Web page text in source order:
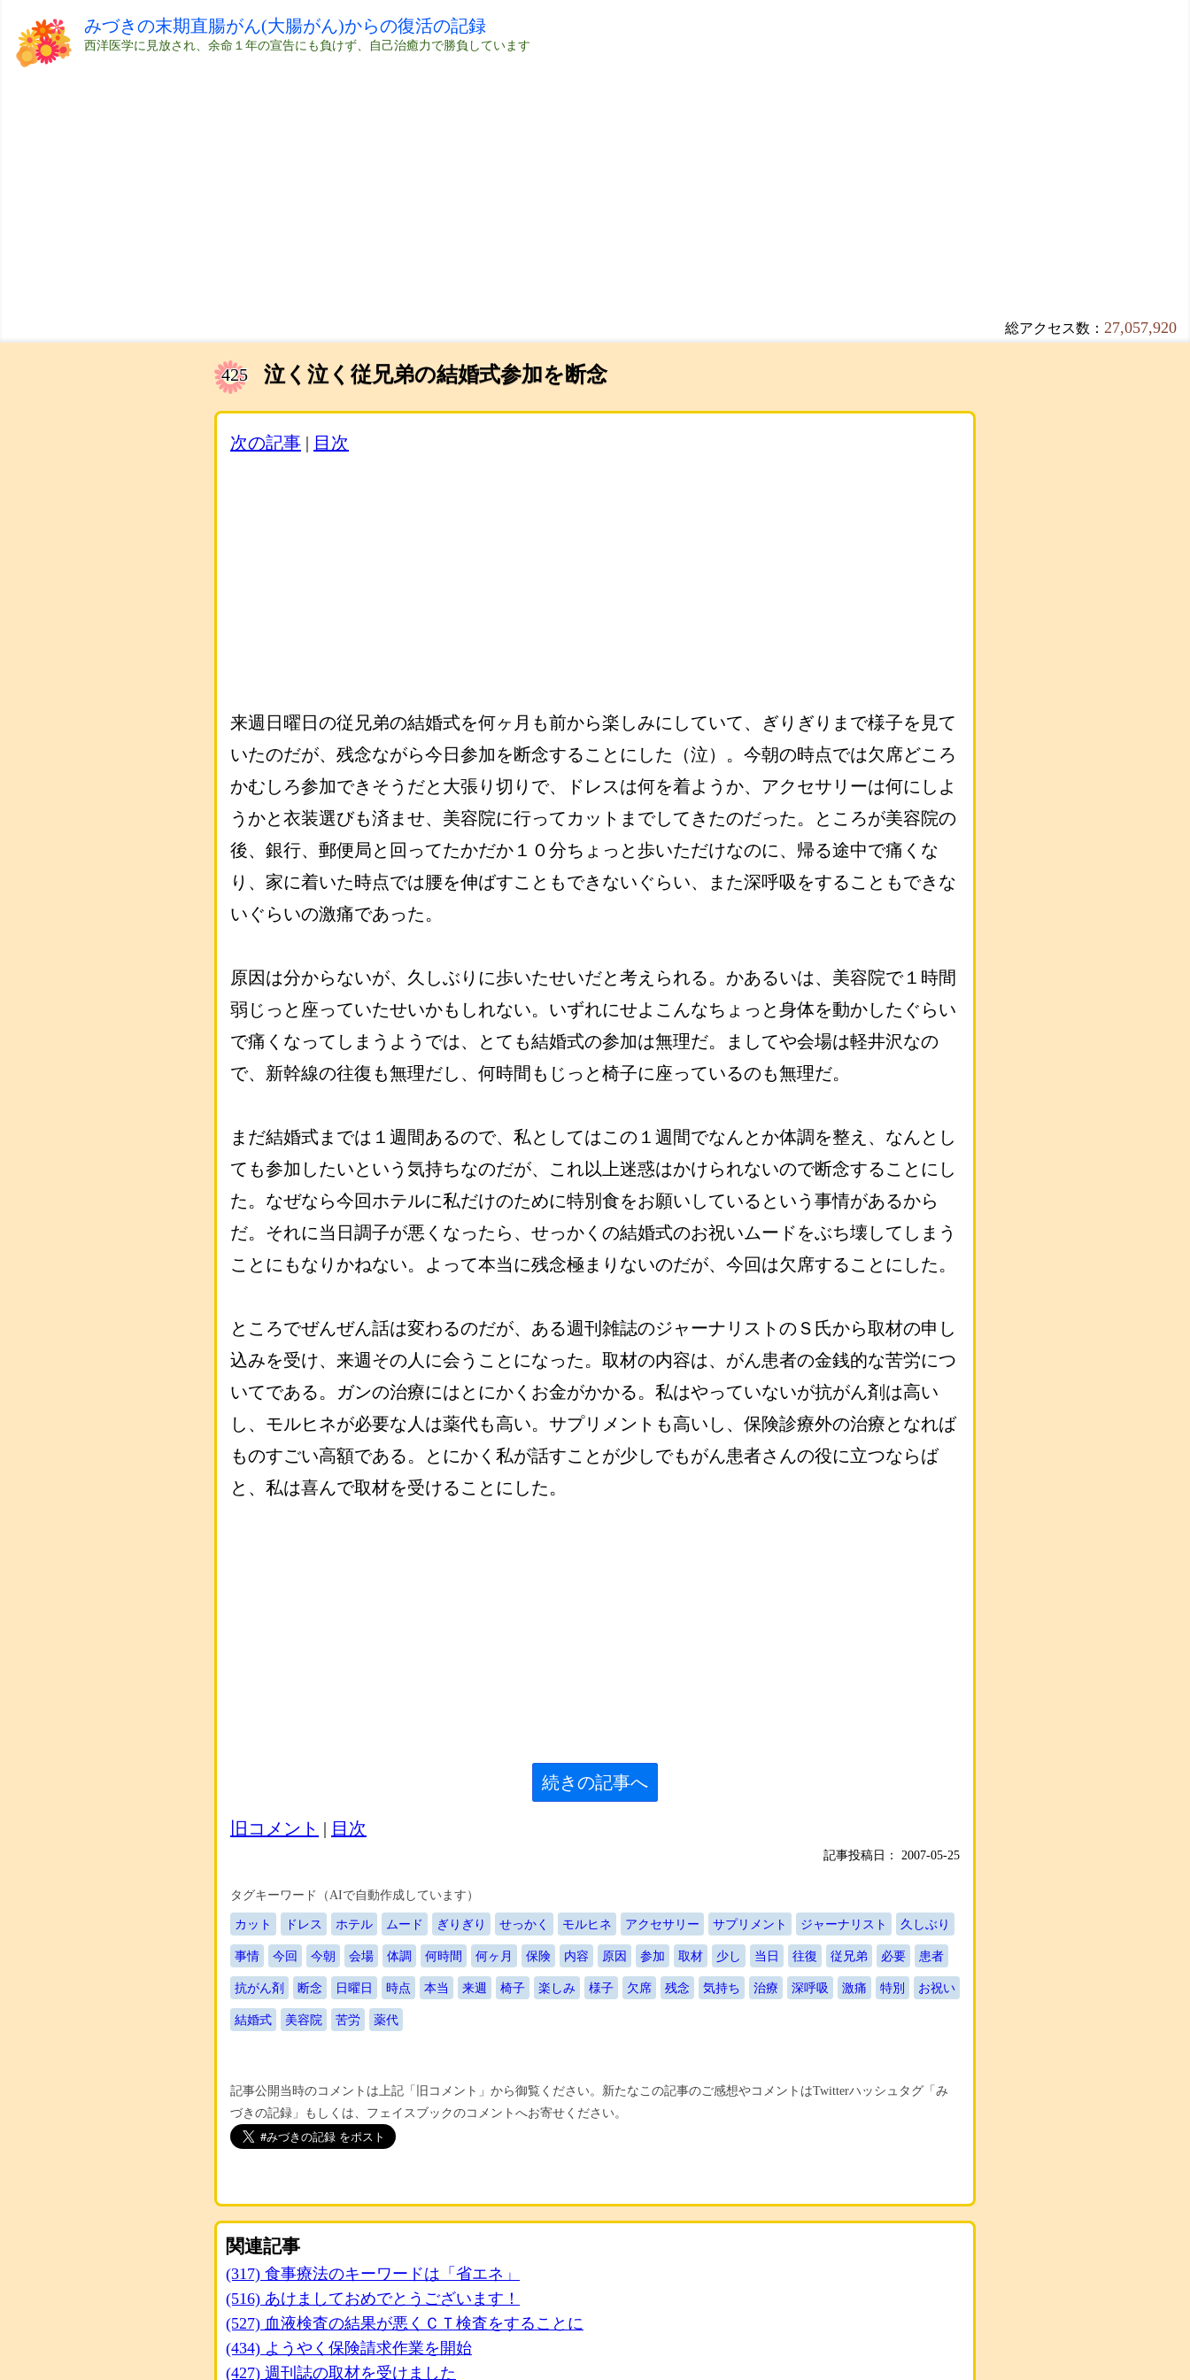
みづきの末期直腸がん(大腸がん)からの復活の記録
西洋医学に見放され、余命１年の宣告にも負けず、自己治癒力で勝負しています
総アクセス数： 27,057,920
425 泣く泣く従兄弟の結婚式参加を断念
次の記事 | 目次
来週日曜日の従兄弟の結婚式を何ヶ月も前から楽しみにしていて、ぎりぎりまで様子を見て
いたのだが、残念ながら今日参加を断念することにした（泣）。今朝の時点では欠席どころ
かむしろ参加できそうだと大張り切りで、ドレスは何を着ようか、アクセサリーは何にしよ
うかと衣装選びも済ませ、美容院に行ってカットまでしてきたのだった。ところが美容院の
後、銀行、郵便局と回ってたかだか１０分ちょっと歩いただけなのに、帰る途中で痛くな
り、家に着いた時点では腰を伸ばすこともできないぐらい、また深呼吸をすることもできな
いぐらいの激痛であった。
原因は分からないが、久しぶりに歩いたせいだと考えられる。かあるいは、美容院で１時間
弱じっと座っていたせいかもしれない。いずれにせよこんなちょっと身体を動かしたぐらい
で痛くなってしまうようでは、とても結婚式の参加は無理だ。ましてや会場は軽井沢なの
で、新幹線の往復も無理だし、何時間もじっと椅子に座っているのも無理だ。
まだ結婚式までは１週間あるので、私としてはこの１週間でなんとか体調を整え、なんとし
ても参加したいという気持ちなのだが、これ以上迷惑はかけられないので断念することにし
た。なぜなら今回ホテルに私だけのために特別食をお願いしているという事情があるから
だ。それに当日調子が悪くなったら、せっかくの結婚式のお祝いムードをぶち壊してしまう
ことにもなりかねない。よって本当に残念極まりないのだが、今回は欠席することにした。
ところでぜんぜん話は変わるのだが、ある週刊雑誌のジャーナリストのＳ氏から取材の申し
込みを受け、来週その人に会うことになった。取材の内容は、がん患者の金銭的な苦労につ
いてである。ガンの治療にはとにかくお金がかかる。私はやっていないが抗がん剤は高い
し、モルヒネが必要な人は薬代も高い。サプリメントも高いし、保険診療外の治療となれば
ものすごい高額である。とにかく私が話すことが少しでもがん患者さんの役に立つならば
と、私は喜んで取材を受けることにした。
続きの記事へ
旧コメント | 目次
記事投稿日： 2007-05-25
タグキーワード（AIで自動作成しています）
カット ドレス ホテル ムード ぎりぎり せっかく モルヒネ アクセサリー サプリメント ジャーナリスト 久しぶり
事情 今回 今朝 会場 体調 何時間 何ヶ月 保険 内容 原因 参加 取材 少し 当日 往復 従兄弟 必要 患者
抗がん剤 断念 日曜日 時点 本当 来週 椅子 楽しみ 様子 欠席 残念 気持ち 治療 深呼吸 激痛 特別 お祝い
結婚式 美容院 苦労 薬代
記事公開当時のコメントは上記「旧コメント」から御覧ください。新たなこの記事のご感想やコメントはTwitterハッシュタグ「み
づきの記録」もしくは、フェイスブックのコメントへお寄せください。
関連記事
(317) 食事療法のキーワードは「省エネ」
(516) あけましておめでとうございます！
(527) 血液検査の結果が悪くＣＴ検査をすることに
(434) ようやく保険請求作業を開始
(427) 週刊誌の取材を受けました